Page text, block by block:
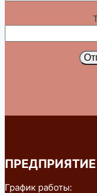
График работы: